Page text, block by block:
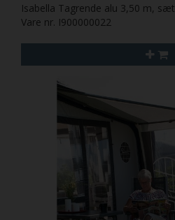
Isabella Tagrende alu 3,50 m, sæt
Vare nr. I900000022